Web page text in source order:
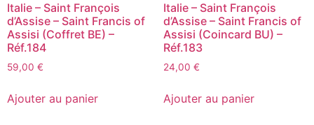
Italie – Saint François
d’Assise – Saint Francis of
Assisi (Coffret BE) –
Réf.184
59,00 €
Ajouter au panier
Italie – Saint François
d’Assise – Saint Francis of
Assisi (Coincard BU) –
Réf.183
24,00 €
Ajouter au panier